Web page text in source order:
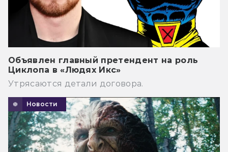
Объявлен главный претендент на роль
Циклопа в «Людях Икс»
Утрясаются детали договора.
Новости